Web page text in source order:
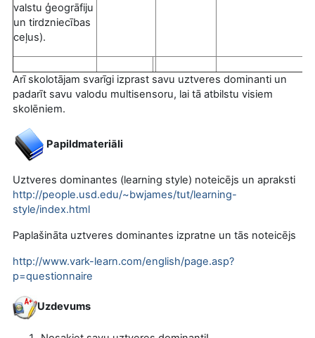
valstu ģeogrāfiju
un tirdzniecības
ceļus).
Arī skolotājam svarīgi izprast savu uztveres dominanti un
padarīt savu valodu multisensoru, lai tā atbilstu visiem
skolēniem.
Papildmateriāli
Uztveres dominantes (learning style) noteicējs un apraksti
http://people.usd.edu/~bwjames/tut/learning-
style/index.html
Paplašināta uztveres dominantes izpratne un tās noteicējs
http://www.vark-learn.com/english/page.asp?
p=questionnaire
Uzdevums